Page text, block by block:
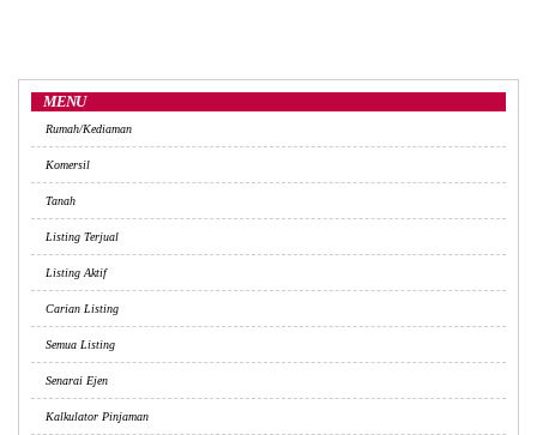
MENU
Rumah/Kediaman
Komersil
Tanah
Listing Terjual
Listing Aktif
Carian Listing
Semua Listing
Senarai Ejen
Kalkulator Pinjaman